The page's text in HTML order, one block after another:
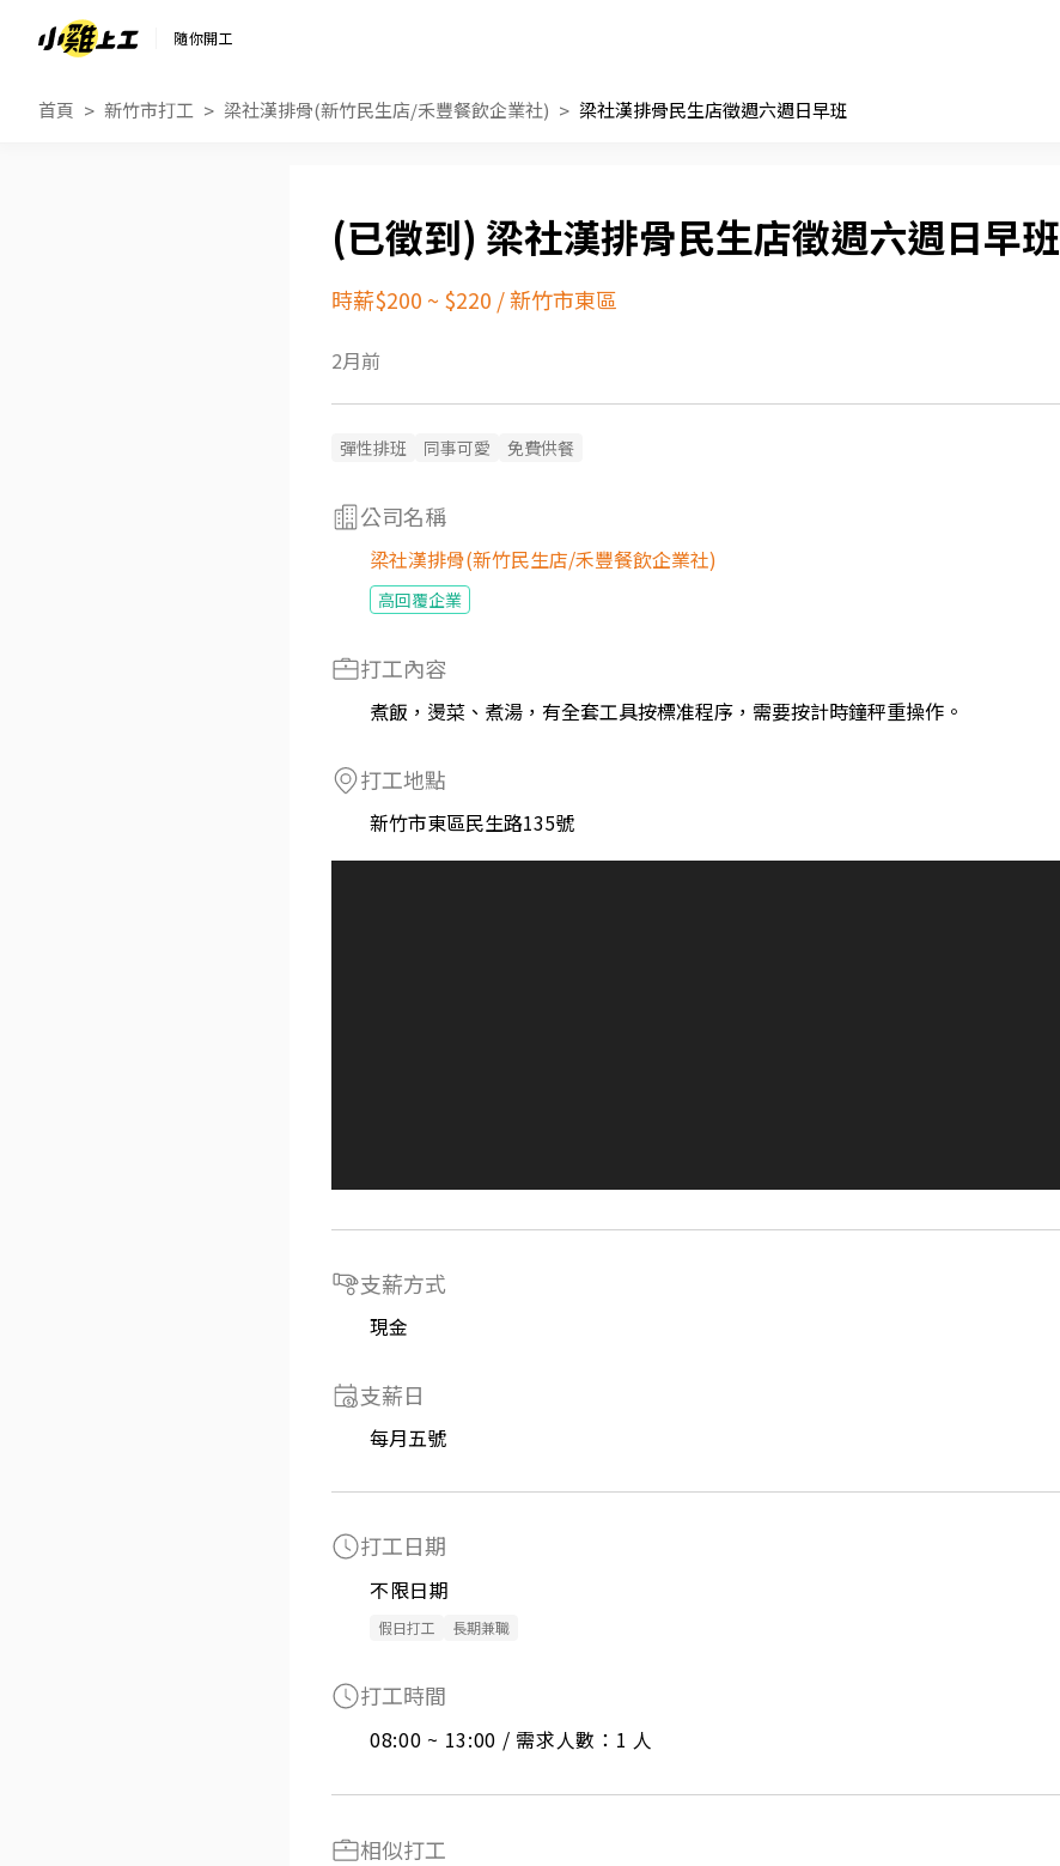
隨你開工
首頁 新竹市打工 梁社漢排骨(新竹民生店/禾豐餐飲企業社) 梁社漢排骨民生店徵週六週日早班
梁社漢排骨民生店徵週六週日早班
時薪$200 ~ $220 /新竹市東區
2月前
彈性排班 同事可愛 免費供餐
公司名稱
梁社漢排骨(新竹民生店/禾豐餐飲企業社)
高回覆企業
打工內容
煮飯，燙菜、煮湯，有全套工具按標准程序，需要按計時鐘秤重操作。
打工地點
新竹市東區民生路135號
支薪方式
現金
支薪日
每月五號
打工日期
不限日期
假日打工 長期兼職
打工時間
08:00 ~ 13:00 / 需求人數：1 人
相似打工